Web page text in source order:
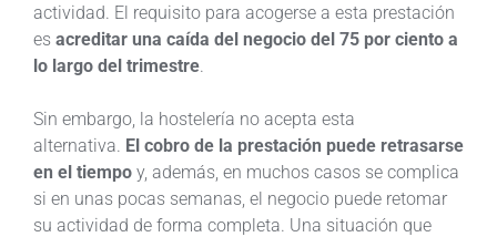
actividad. El requisito para acogerse a esta prestación
es acreditar una caída del negocio del 75 por ciento a
lo largo del trimestre.
Sin embargo, la hostelería no acepta esta
alternativa. El cobro de la prestación puede retrasarse
en el tiempo y, además, en muchos casos se complica
si en unas pocas semanas, el negocio puede retomar
su actividad de forma completa. Una situación que